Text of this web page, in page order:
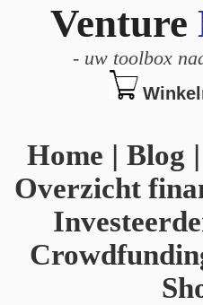
Venture
- uw toolbox
Home | Blog |
Overzicht